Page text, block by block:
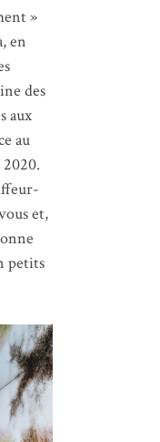
»
en
des
aux
au
et,
petits